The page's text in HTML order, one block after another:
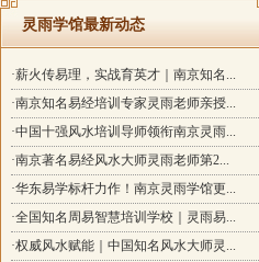
灵雨学馆最新动态
·薪火传易理，实战育英才｜南京知名...
·南京知名易经培训专家灵雨老师亲授...
·中国十强风水培训导师领衔南京灵雨...
·南京著名易经风水大师灵雨老师第2...
·华东易学标杆力作！南京灵雨学馆更...
·全国知名周易智慧培训学校｜灵雨易...
·权威风水赋能｜中国知名风水大师灵...